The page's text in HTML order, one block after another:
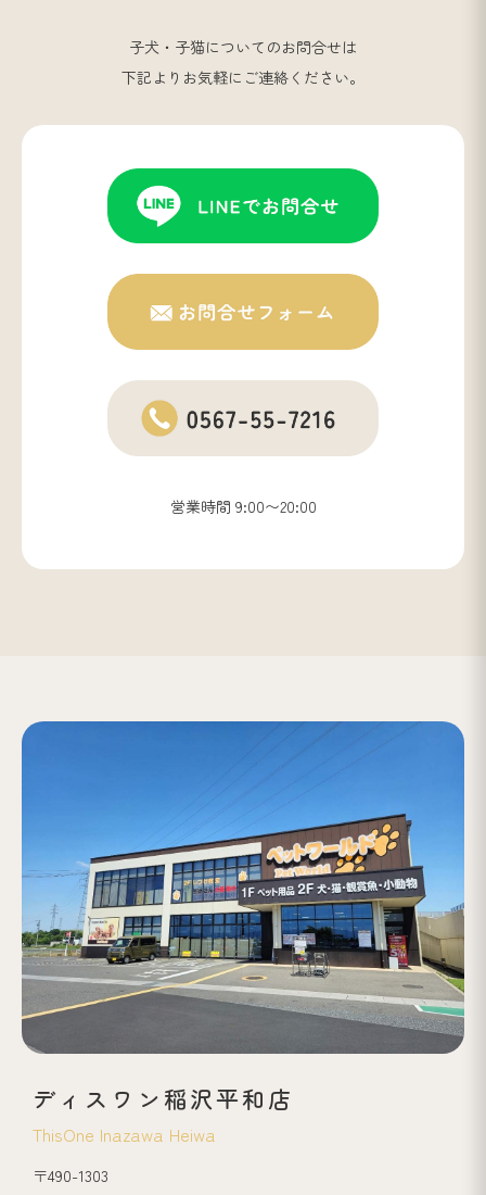
子犬・子猫についてのお問合せは
下記よりお気軽にご連絡ください。
営業時間 9:00〜20:00
ディスワン稲沢平和店
ThisOne Inazawa Heiwa
〒490-1303